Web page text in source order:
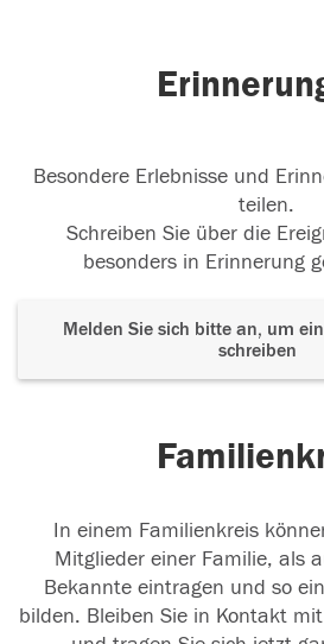
Besondere Erlebnisse und
teilen.
Schreiben Sie über die
besonders in Erinnerung
Melden Sie sich bitte an, um
schreiben
In einem Familienkreis
Mitglieder einer Familie, als
Bekannte eintragen und so
bilden. Bleiben Sie in Kontakt